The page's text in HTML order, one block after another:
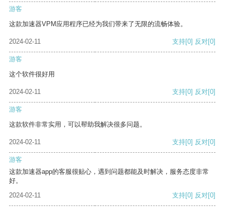
游客
这款加速器VPM应用程序已经为我们带来了无限的流畅体验。
2024-02-11 支持[0] 反对[0]
游客
这个软件很好用
2024-02-11 支持[0] 反对[0]
游客
这款软件非常实用，可以帮助我解决很多问题。
2024-02-11 支持[0] 反对[0]
游客
这款加速器app的客服很贴心，遇到问题都能及时解决，服务态度非常
好。
2024-02-11
支持[0] 反对[0]